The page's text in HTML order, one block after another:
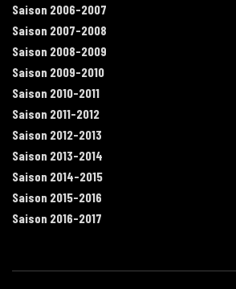
Saison 2006-2007
Saison 2007-2008
Saison 2008-2009
Saison 2009-2010
Saison 2010-2011
Saison 2011-2012
Saison 2012-2013
Saison 2013-2014
Saison 2014-2015
Saison 2015-2016
Saison 2016-2017